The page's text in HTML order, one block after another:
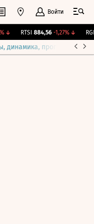
Войти
↓ RTSI 884,56 -1,27%↓
динамика, прогнозы